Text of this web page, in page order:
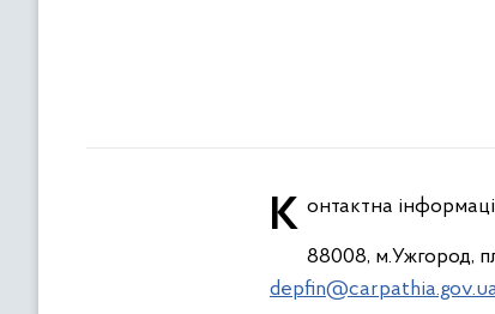
Контактна
88008, м.Ужгород,